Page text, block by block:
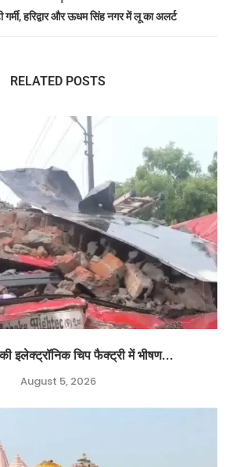
गर्मी, हरिद्वार और ऊधम सिंह नगर में लू का अलर्ट
RELATED POSTS
इलेक्ट्रॉनिक चिप फैक्ट्री में भीषण...
August 5, 2026